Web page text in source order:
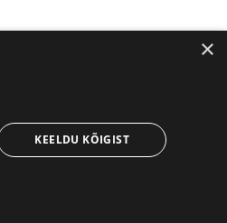
Kontaktid
×
KEELDU KÕIGIST